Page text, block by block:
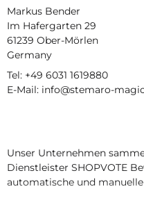
Markus Bender
Im Hafergarten 29
61239 Ober-Mörlen
Germany
Tel: +49 6031 1619880
E-Mail: info@stemaro-
Unser Unternehmen
Dienstleister SHOPVOTE
automatische und